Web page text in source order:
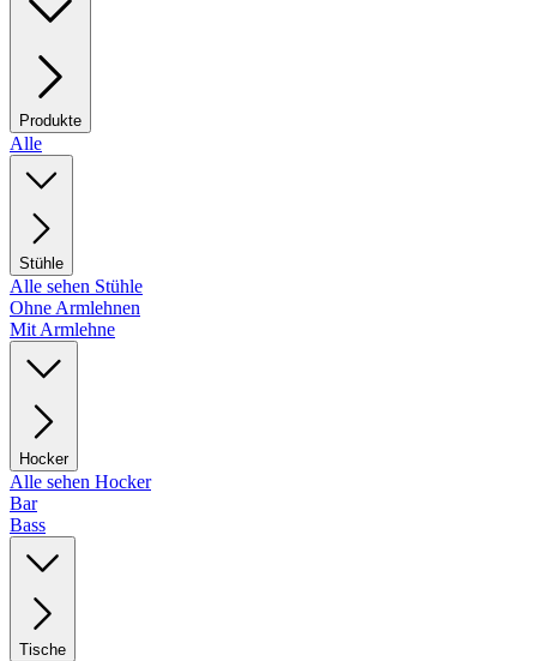
Produkte
Alle
Stühle
Alle sehen Stühle
Ohne Armlehnen
Mit Armlehne
Hocker
Alle sehen Hocker
Bar
Bass
Tische